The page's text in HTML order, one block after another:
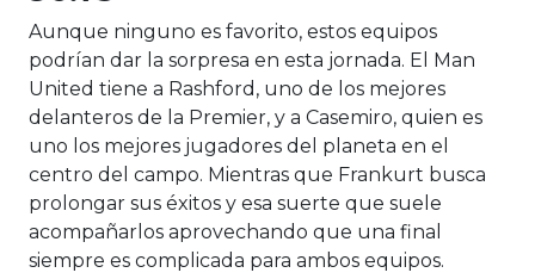
Aunque ninguno es favorito, estos equipos
podrían dar la sorpresa en esta jornada. El Man
United tiene a Rashford, uno de los mejores
delanteros de la Premier, y a Casemiro, quien es
uno los mejores jugadores del planeta en el
centro del campo. Mientras que Frankurt busca
prolongar sus éxitos y esa suerte que suele
acompañarlos aprovechando que una final
siempre es complicada para ambos equipos.